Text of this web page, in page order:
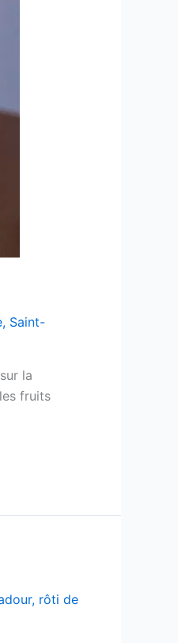
, Saint-
la
fruits
, rôti de